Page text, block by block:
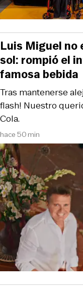
hace 50 min
Tras mantenerse
flash! Nuestro
Cola.
Luis Miguel no
sol: rompió el
famosa bebida